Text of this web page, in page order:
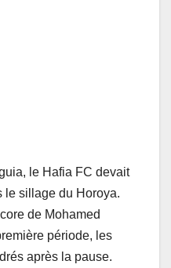
le Hafia FC devait
le sillage du Horoya.
de Mohamed
période, les
après la pause.